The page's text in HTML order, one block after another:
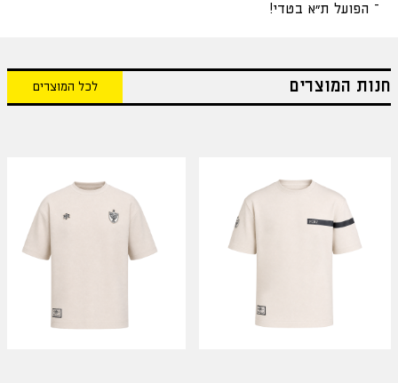
– הפועל ת"א בטדי!
חנות המוצרים לכל המוצרים